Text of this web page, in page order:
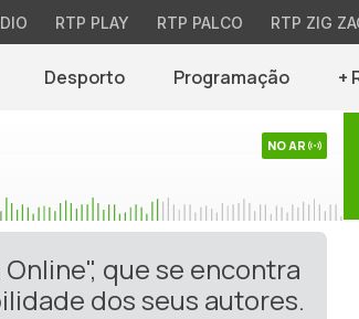
RTP PLAY RTP PALCO RTP ZIG
Desporto Programação +
NO AR
que se encontra
dos seus autores.